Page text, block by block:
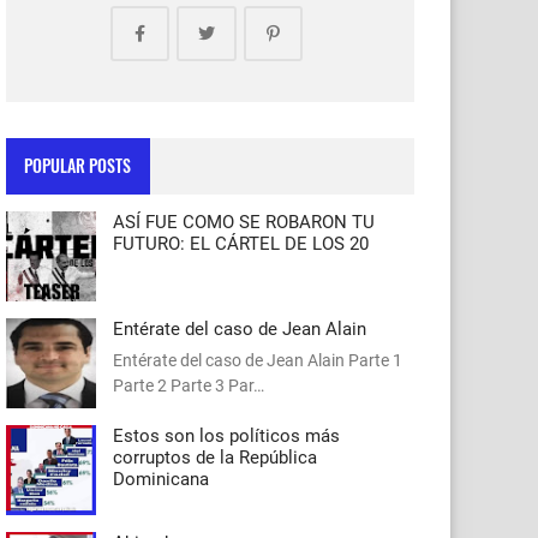
POPULAR POSTS
ASÍ FUE COMO SE ROBARON TU
FUTURO: EL CÁRTEL DE LOS 20
Entérate del caso de Jean Alain
Entérate del caso de Jean Alain Parte 1
Parte 2 Parte 3 Par…
Estos son los políticos más
corruptos de la República
Dominicana